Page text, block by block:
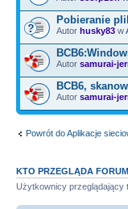
Pobieranie
Autor husky83 w
Autor samurai-
BCB6,
Autor samurai-
Powrót do Aplikacje
KTO PRZEGLĄDA FORUM
Użytkownicy przeglądający